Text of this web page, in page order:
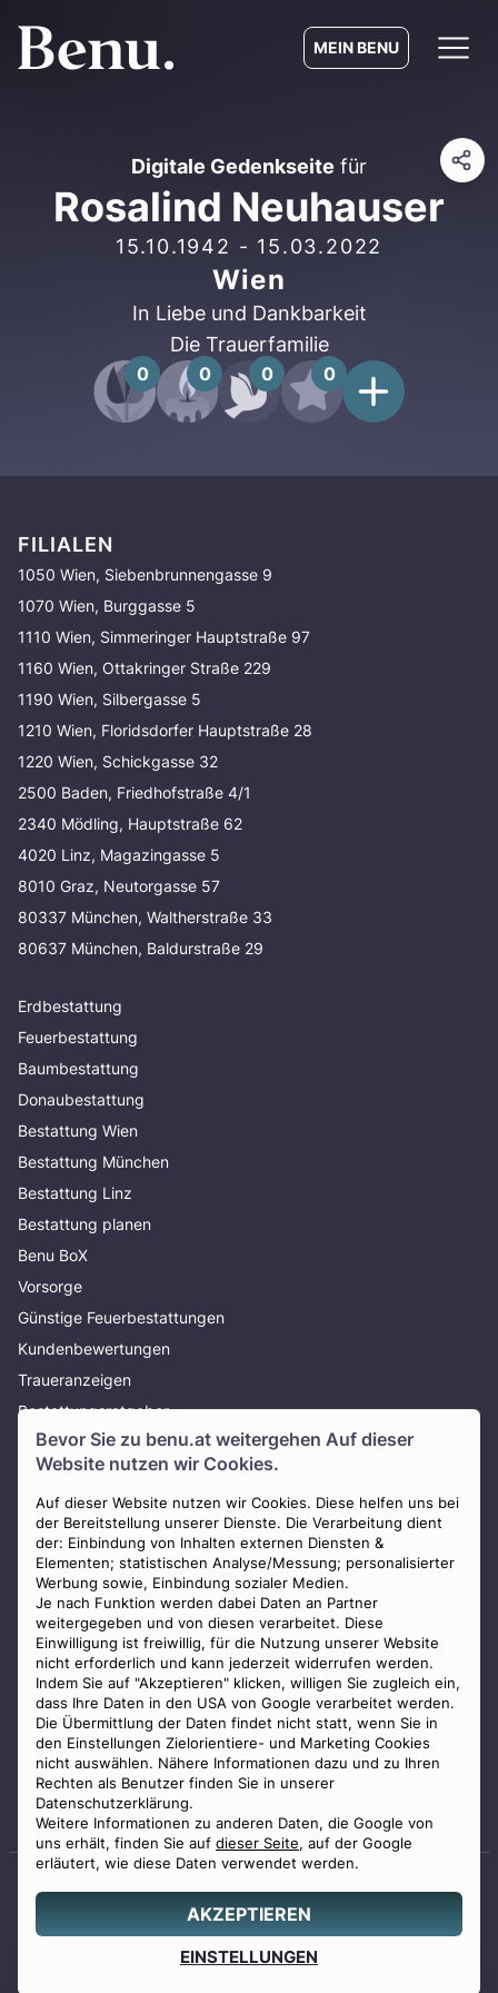
Bevor Sie zu benu.at weitergehen Auf dieser
Website nutzen wir Cookies.
Auf dieser Website nutzen wir Cookies. Diese helfen uns bei
der Bereitstellung unserer Dienste. Die Verarbeitung dient
der: Einbindung von Inhalten externen Diensten &
Elementen; statistischen Analyse/Messung; personalisierter
Werbung sowie, Einbindung sozialer Medien.
Je nach Funktion werden dabei Daten an Partner
weitergegeben und von diesen verarbeitet. Diese
Einwilligung ist freiwillig, für die Nutzung unserer Website
nicht erforderlich und kann jederzeit widerrufen werden.
Indem Sie auf "Akzeptieren" klicken, willigen Sie zugleich ein,
dass Ihre Daten in den USA von Google verarbeitet werden.
Die Übermittlung der Daten findet nicht statt, wenn Sie in
den Einstellungen Zielorientiere- und Marketing Cookies
nicht auswählen. Nähere Informationen dazu und zu Ihren
Rechten als Benutzer finden Sie in unserer
Datenschutzerklärung.
Weitere Informationen zu anderen Daten, die Google von
uns erhält, finden Sie auf dieser Seite, auf der Google
erläutert, wie diese Daten verwendet werden.
AKZEPTIEREN
EINSTELLUNGEN
MEIN BENU
0800 88 44 04
erstellen
Digitale Gedenkseite für
Rosalind Neuhauser
15.10.1942 - 15.03.2022
Wien
In Liebe und Dankbarkeit
Die Trauerfamilie
0 0 0 0
FILIALEN
1050 Wien, Siebenbrunnengasse 9
1070 Wien, Burggasse 5
1110 Wien, Simmeringer Hauptstraße 97
1160 Wien, Ottakringer Straße 229
1190 Wien, Silbergasse 5
1210 Wien, Floridsdorfer Hauptstraße 28
1220 Wien, Schickgasse 32
2500 Baden, Friedhofstraße 4/1
2340 Mödling, Hauptstraße 62
4020 Linz, Magazingasse 5
8010 Graz, Neutorgasse 57
80337 München, Waltherstraße 33
80637 München, Baldurstraße 29
Erdbestattung
Feuerbestattung
Baumbestattung
Donaubestattung
Bestattung Wien
Bestattung München
Bestattung Linz
Bestattung planen
Benu BoX
Vorsorge
Günstige Feuerbestattungen
Kundenbewertungen
Traueranzeigen
Bestattungsratgeber
Über uns
Presse
AGB
Impressum
Datenschutz
Widerrufsbelehrung
Zahlungsmöglichkeiten
Staatlich geprüfter
© 2026 Benu GmbH. Alle Rechte vorbehalten.